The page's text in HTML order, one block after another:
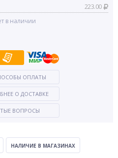
223.00
в наличии
ОПЛАТЫ
О ДОСТАВКЕ
ВОПРОСЫ
НАЛИЧИЕ В МАГАЗИНАХ